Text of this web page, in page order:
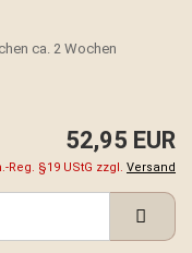
ca. 2 Wochen
52,95 EUR
§19 UStG zzgl. Versand